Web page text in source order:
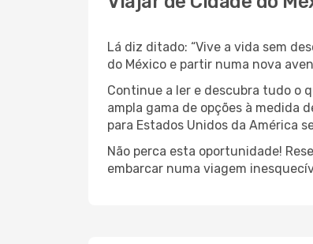
Lá diz ditado: “Vive a vida sem
do México e partir numa nova
Continue a ler e descubra tudo o
ampla gama de opções à medida
para Estados Unidos da América
Não perca esta oportunidade!
embarcar numa viagem